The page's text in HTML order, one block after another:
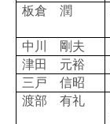
板倉 潤
中川 剛夫
津田 元裕
三戸 信昭
渡部 有礼